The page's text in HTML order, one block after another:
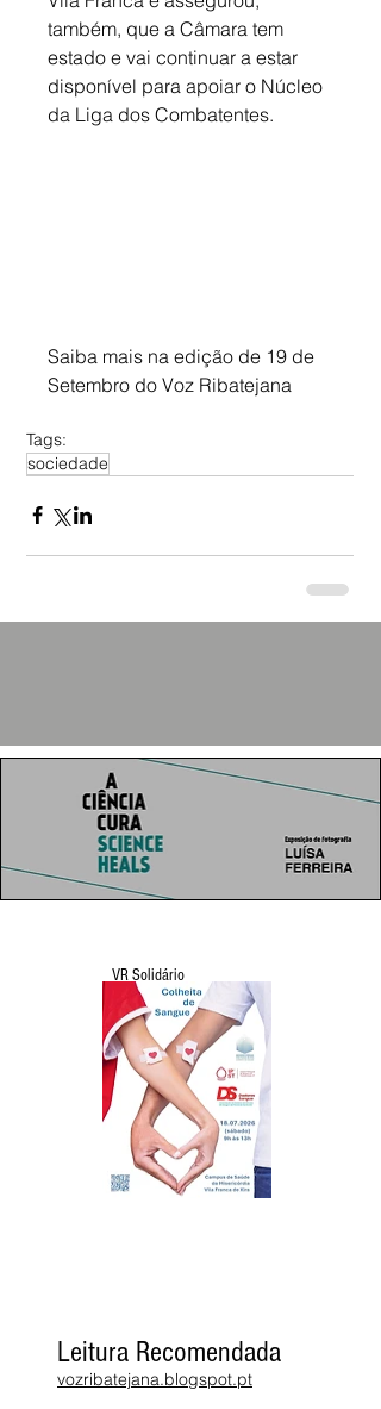
também, que a Câmara tem
estado e vai continuar a estar
disponível para apoiar o Núcleo
da Liga dos Combatentes.
Saiba mais na edição de 19 de
Setembro do Voz Ribatejana
Tags:
sociedade
VR Solidário
Leitura Recomendada
vozribatejana.blogspot.pt